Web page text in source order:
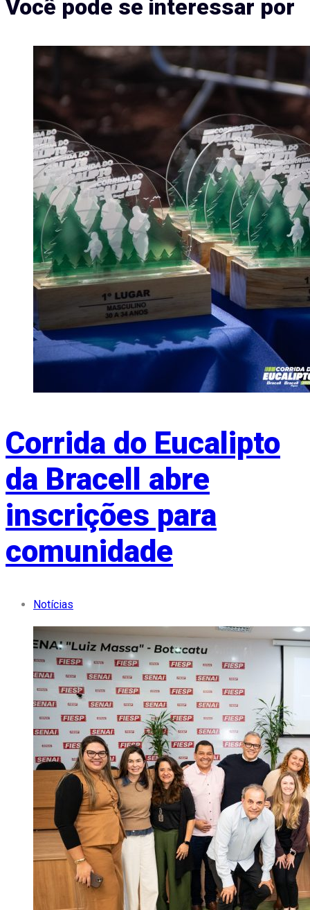
Você pode se interessar por
Corrida do Eucalipto
da Bracell abre
inscrições para
comunidade
Notícias